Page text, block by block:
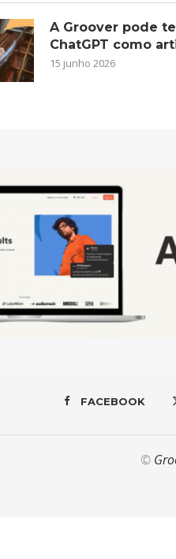
A Groover pode
ChatGPT como
15 junho 2026
FACEBOOK
©